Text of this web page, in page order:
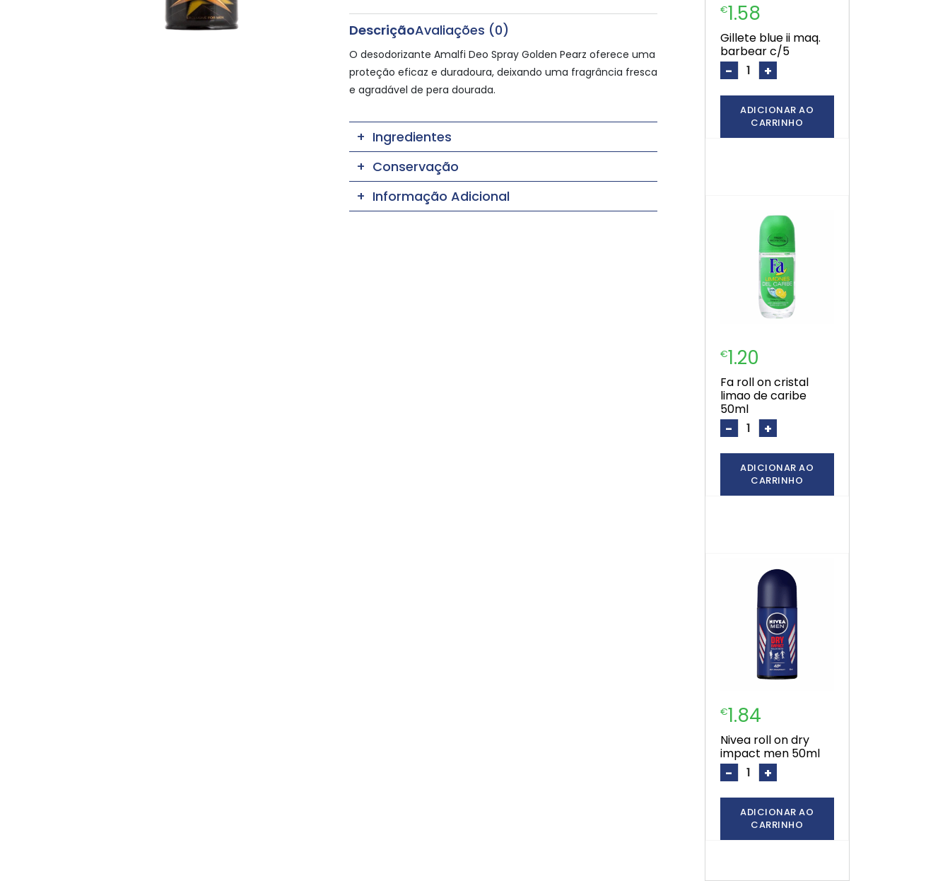
DescriçãoAvaliações (0)
O desodorizante Amalfi Deo Spray Golden Pearz oferece uma
proteção eficaz e duradoura, deixando uma fragrância fresca
e agradável de pera dourada.
Ingredientes
Conservação
Informação Adicional
€1.58
gillete blue ii maq.
barbear c/5
- +
ADICIONAR AO
CARRINHO
€1.20
fa roll on cristal
limao de caribe
50ml
- +
ADICIONAR AO
CARRINHO
€1.84
nivea roll on dry
impact men 50ml
- +
ADICIONAR AO
CARRINHO